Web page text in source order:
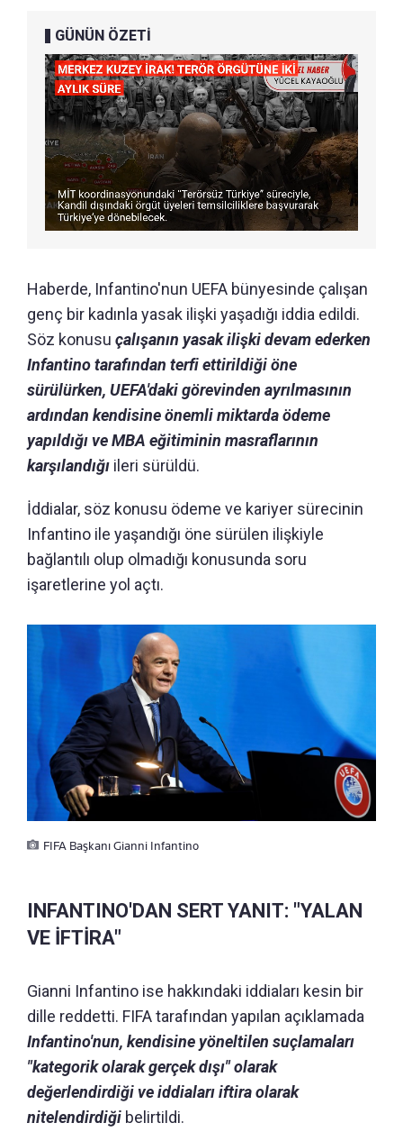
GÜNÜN ÖZETİ
Haberde, Infantino'nun UEFA bünyesinde çalışan
genç bir kadınla yasak ilişki yaşadığı iddia edildi.
Söz konusu çalışanın yasak ilişki devam ederken
Infantino tarafından terfi ettirildiği öne
sürülürken, UEFA'daki görevinden ayrılmasının
ardından kendisine önemli miktarda ödeme
yapıldığı ve MBA eğitiminin masraflarının
karşılandığı ileri sürüldü.
İddialar, söz konusu ödeme ve kariyer sürecinin
Infantino ile yaşandığı öne sürülen ilişkiyle
bağlantılı olup olmadığı konusunda soru
işaretlerine yol açtı.
FIFA Başkanı Gianni Infantino
INFANTINO'DAN SERT YANIT: "YALAN
VE İFTİRA"
Gianni Infantino ise hakkındaki iddiaları kesin bir
dille reddetti. FIFA tarafından yapılan açıklamada
Infantino'nun, kendisine yöneltilen suçlamaları
"kategorik olarak gerçek dışı" olarak
değerlendirdiği ve iddiaları iftira olarak
nitelendirdiği belirtildi.